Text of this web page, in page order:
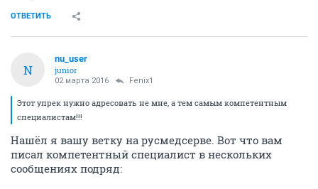
ОТВЕТИТЬ
N
nu_user
junior
02 марта 2016 Fenix1
Этот упрек нужно адресовать не мне, а тем самым компетентным
специалистам!!!
Нашёл я вашу ветку на русмедсерве. Вот что вам
писал компетентный специалист в нескольких
сообщениях подряд: